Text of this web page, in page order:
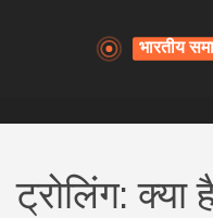
ट्रोलिंग: